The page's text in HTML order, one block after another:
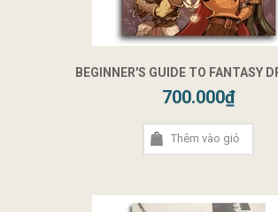
BEGINNER'S GUIDE TO FANTASY
700.000₫
Thêm vào giỏ